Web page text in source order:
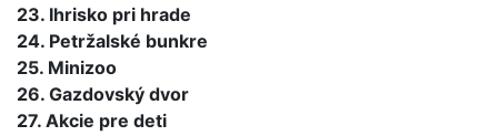
23. Ihrisko pri hrade
24. Petržalské bunkre
25. Minizoo
26. Gazdovský dvor
27. Akcie pre deti